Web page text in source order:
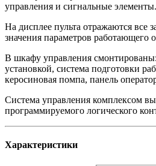
управления и сигнальные элементы.
На дисплее пульта отражаются все
значения параметров работающего
В шкафу управления
установкой, система подготовки
керосиновая помпа, панель
Система управления комплексом
программируемого логического
Характеристики